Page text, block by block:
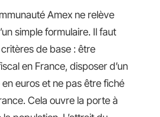
Amex ne relève
simple formulaire. Il faut
de base : être
en France, disposer d’un
euros et ne pas être fiché
Cela ouvre la porte à